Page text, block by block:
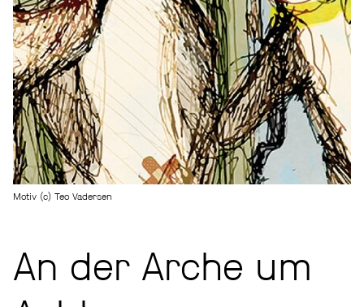
Motiv (c) Teo Vadersen
An der Arche um